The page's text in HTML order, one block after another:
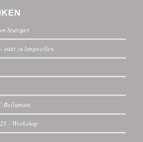
Stuttgart
statt zu langweilen.
Bellamont
– Workshop